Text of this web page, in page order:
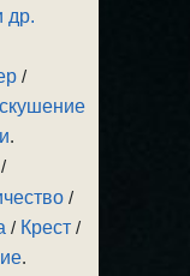
др.
/
.
/
/
/ Крест /
.